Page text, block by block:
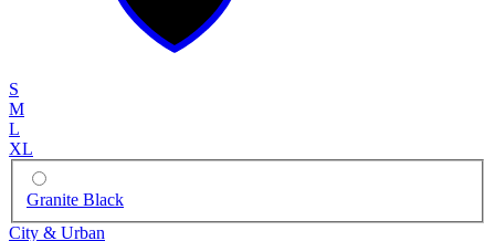
S
M
L
XL
Granite Black
City & Urban